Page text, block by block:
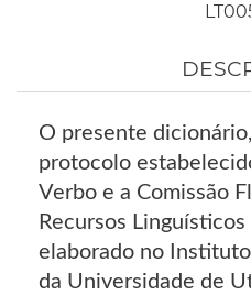
O presente
protocolo
Verbo e a Comissão
Recursos
elaborado no
da Universidade de